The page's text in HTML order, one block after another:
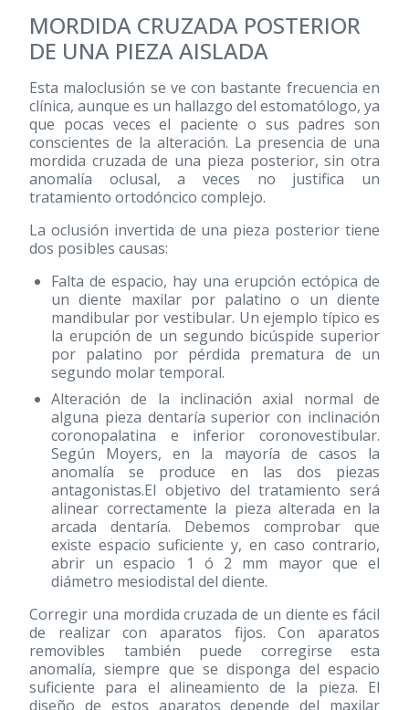
MORDIDA CRUZADA POSTERIOR
DE UNA PIEZA AISLADA
Esta maloclusión se ve con bastante frecuencia en
clínica, aunque es un hallazgo del estomatólogo, ya
que pocas veces el paciente o sus padres son
conscientes de la alteración. La presencia de una
mordida cruzada de una pieza posterior, sin otra
anomalía oclusal, a veces no justifica un
tratamiento ortodóncico complejo.
La oclusión invertida de una pieza posterior tiene
dos posibles causas:
Falta de espacio, hay una erupción ectópica de
un diente maxilar por palatino o un diente
mandibular por vestibular. Un ejemplo típico es
la erupción de un segundo bicúspide superior
por palatino por pérdida prematura de un
segundo molar temporal.
Alteración de la inclinación axial normal de
alguna pieza dentaría superior con inclinación
coronopalatina e inferior coronovestibular.
Según Moyers, en la mayoría de casos la
anomalía se produce en las dos piezas
antagonistas.El objetivo del tratamiento será
alinear correctamente la pieza alterada en la
arcada dentaría. Debemos comprobar que
existe espacio suficiente y, en caso contrario,
abrir un espacio 1 ó 2 mm mayor que el
diámetro mesiodistal del diente.
Corregir una mordida cruzada de un diente es fácil
de realizar con aparatos fijos. Con aparatos
removibles también puede corregirse esta
anomalía, siempre que se disponga del espacio
suficiente para el alineamiento de la pieza. El
diseño de estos aparatos depende del maxilar